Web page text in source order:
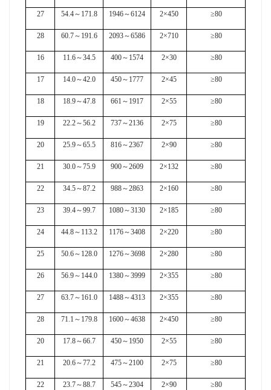
27 54.4～ 171.8 1946～6124 2×450 ≥80
28 60.7～ 191.6 2093～6586 2×710 ≥80
16 11.6～34.5 400～ 1574 2×30 ≥80
17 14.0～42.0 450～ 1777 2×45 ≥80
18 18.9～47.8 661 ～ 1917 2×55 ≥80
19 22.2～56.2 737～2136 2×75 ≥80
20 25.9～65.5 816～2367 2×90 ≥80
21 30.0～75.9 900～2609 2×132 ≥80
22 34.5～87.2 988～2863 2×160 ≥80
23 39.4～99.7 1080～3130 2×185 ≥80
24 44.8～ 113.2 1176～3408 2×220 ≥80
25 50.6～ 128.0 1276～3698 2×280 ≥80
26 56.9～ 144.0 1380～3999 2×355 ≥80
27 63.7～ 161.0 1488～4313 2×355 ≥80
28 71.1 ～ 179.8 1600～4638 2×450 ≥80
20 17.8～66.7 450～ 1950 2×55 ≥80
21 20.6～77.2 475～2100 2×75 ≥80
22 23.7～88.7 545～2304 2×90 ≥80